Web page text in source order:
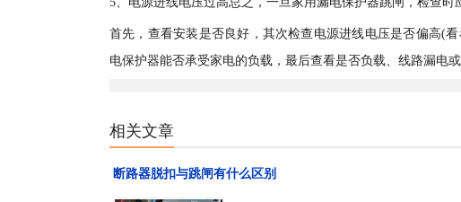
首先，查看安装是否良好，其次检查电源进线电压是否偏高(
电保护器能否承受家电的负载，最后查看是否负载、线路漏电或
相关文章
断路器脱扣与跳闸有什么区别